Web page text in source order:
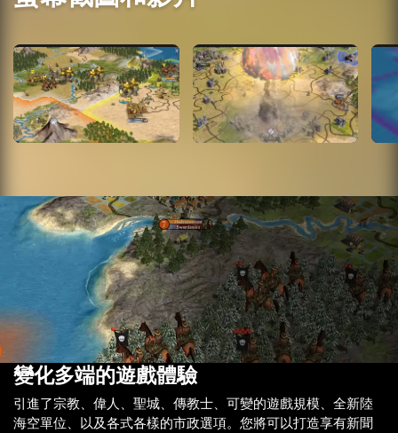
變化多端的遊戲體驗
引進了宗教、偉人、聖城、傳教士、可變的遊戲規模、全新陸
海空單位、以及各式各樣的市政選項。您將可以打造享有新聞